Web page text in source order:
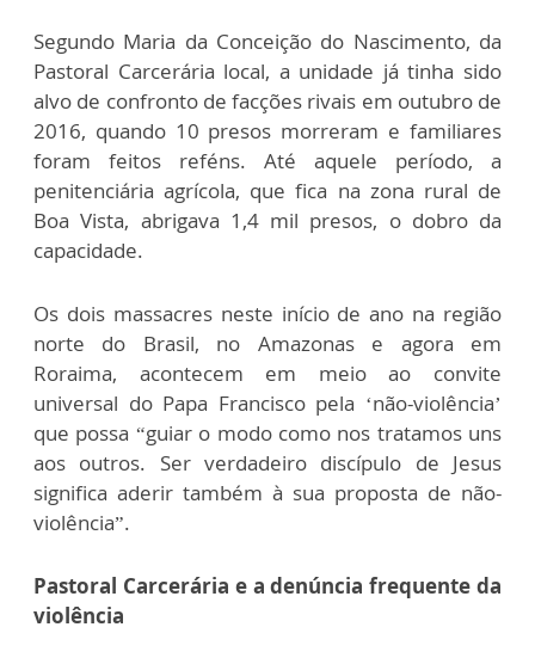
Segundo Maria da Conceição do Nascimento, da
Pastoral Carcerária local, a unidade já tinha sido
alvo de confronto de facções rivais em outubro de
2016, quando 10 presos morreram e familiares
foram feitos reféns. Até aquele período, a
penitenciária agrícola, que fica na zona rural de
Boa Vista, abrigava 1,4 mil presos, o dobro da
capacidade.
Os dois massacres neste início de ano na região
norte do Brasil, no Amazonas e agora em
Roraima, acontecem em meio ao convite
universal do Papa Francisco pela ‘não-violência’
que possa “guiar o modo como nos tratamos uns
aos outros. Ser verdadeiro discípulo de Jesus
significa aderir também à sua proposta de não-
violência”.
Pastoral Carcerária e a denúncia frequente da
violência